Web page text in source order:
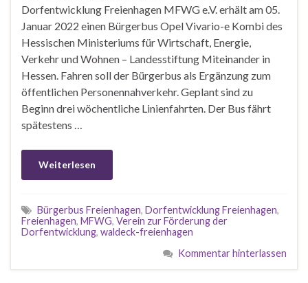
Dorfentwicklung Freienhagen MFWG e.V. erhält am 05.
Januar 2022 einen Bürgerbus Opel Vivario-e Kombi des
Hessischen Ministeriums für Wirtschaft, Energie,
Verkehr und Wohnen – Landesstiftung Miteinander in
Hessen. Fahren soll der Bürgerbus als Ergänzung zum
öffentlichen Personennahverkehr. Geplant sind zu
Beginn drei wöchentliche Linienfahrten. Der Bus fährt
spätestens …
Weiterlesen
Bürgerbus Freienhagen, Dorfentwicklung Freienhagen,
Freienhagen, MFWG, Verein zur Förderung der
Dorfentwicklung, waldeck-freienhagen
Kommentar hinterlassen